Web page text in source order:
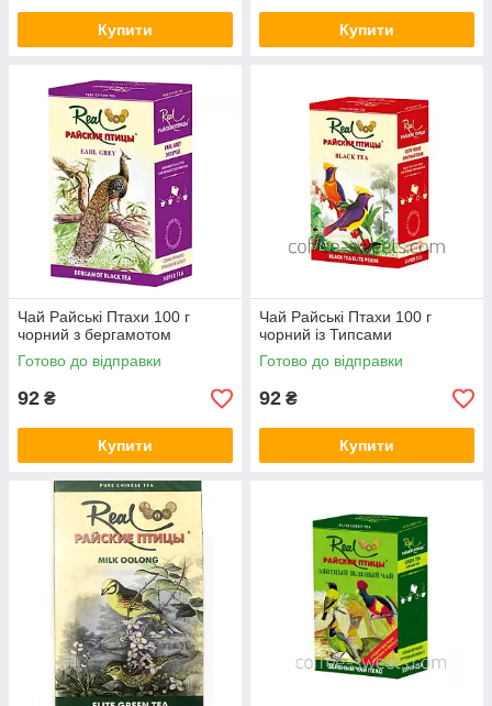
Купити Купити
Чай Райські Птахи 100 г
чорний з бергамотом
Готово до відправки
92 ₴
Купити
Чай Райські Птахи 100 г
чорний із Типсами
Готово до відправки
92 ₴
Купити